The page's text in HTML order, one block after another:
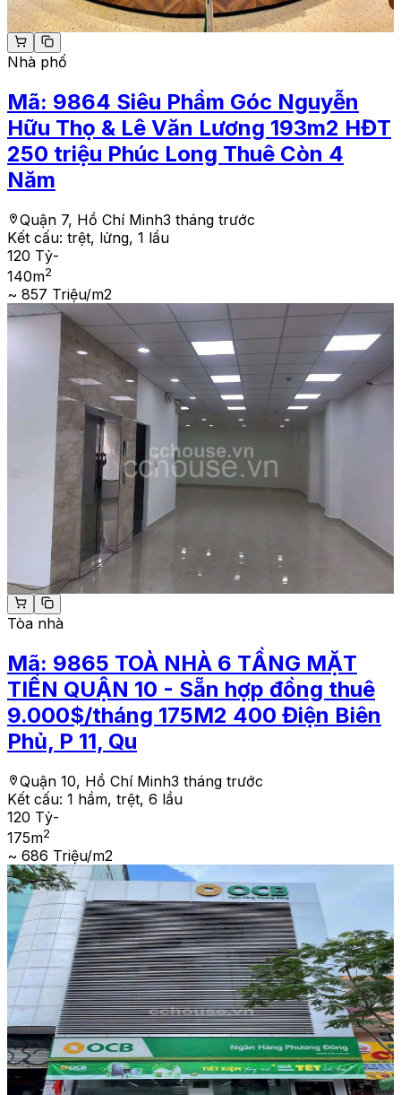
Nhà phố
Mã: 9864 Siêu Phẩm Góc Nguyễn
Hữu Thọ & Lê Văn Lương 193m2 HĐT
250 triệu Phúc Long Thuê Còn 4
Năm
Quận 7, Hồ Chí Minh3 tháng trước
Kết cấu: trệt, lửng, 1 lầu
120 Tỷ-
140m2
~ 857 Triệu/m2
Tòa nhà
Mã: 9865 TOÀ NHÀ 6 TẦNG MẶT
TIỀN QUẬN 10 - Sẵn hợp đồng thuê
9.000$/tháng 175M2 400 Điện Biên
Phủ, P 11, Qu
Quận 10, Hồ Chí Minh3 tháng trước
Kết cấu: 1 hầm, trệt, 6 lầu
120 Tỷ-
175m2
~ 686 Triệu/m2